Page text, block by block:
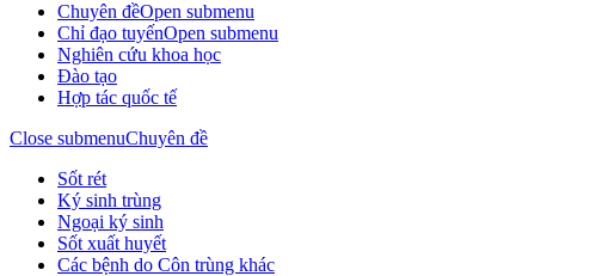
Chuyên đềOpen submenu
Chỉ đạo tuyếnOpen submenu
Nghiên cứu khoa học
Đào tạo
Hợp tác quốc tế
Close submenuChuyên đề
Sốt rét
Ký sinh trùng
Ngoại ký sinh
Sốt xuất huyết
Các bệnh do Côn trùng khác